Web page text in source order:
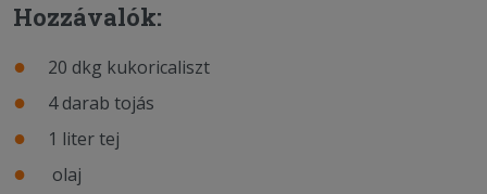
Hozzávalók:
20 dkg kukoricaliszt
4 darab tojás
1 liter tej
olaj